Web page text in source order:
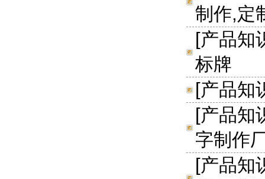
制作,定
[产品知
标牌
[产品知
[产品知
字制作
[产品知